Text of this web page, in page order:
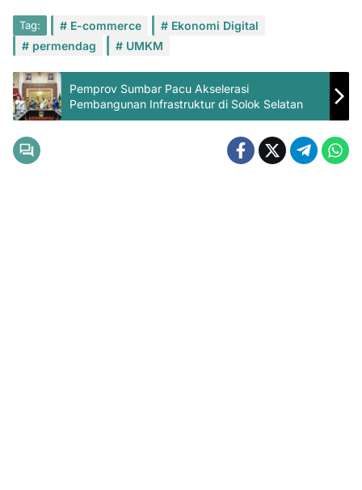
Tag: E-commerce
Ekonomi Digital
permendag
UMKM
Pemprov Sumbar Pacu Akselerasi
Pembangunan Infrastruktur di Solok Selatan